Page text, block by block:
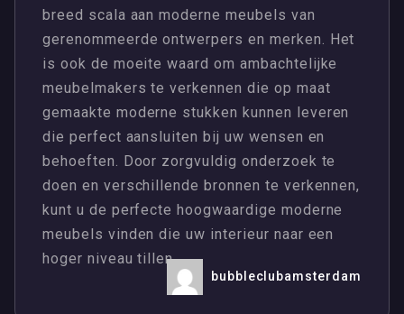
breed scala aan moderne meubels van
gerenommeerde ontwerpers en merken. Het
is ook de moeite waard om ambachtelijke
meubelmakers te verkennen die op maat
gemaakte moderne stukken kunnen leveren
die perfect aansluiten bij uw wensen en
behoeften. Door zorgvuldig onderzoek te
doen en verschillende bronnen te verkennen,
kunt u de perfecte hoogwaardige moderne
meubels vinden die uw interieur naar een
hoger niveau tillen.
bubbleclubamsterdam